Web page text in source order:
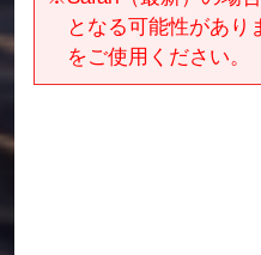
となる可能性があり
をご使用ください。